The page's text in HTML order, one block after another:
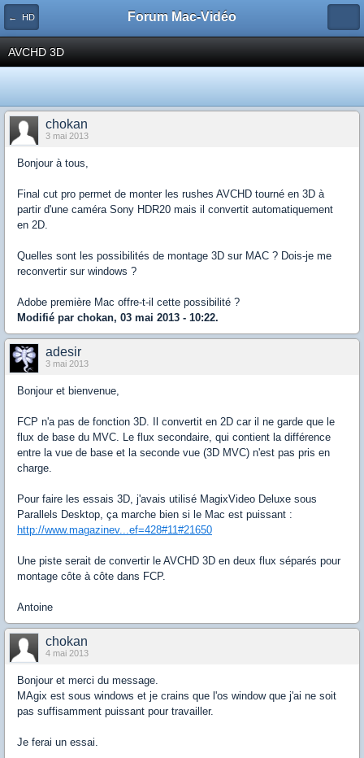
← HD Forum Mac-Vidéo
AVCHD 3D
chokan
3 mai 2013
Bonjour à tous,
Final cut pro permet de monter les rushes AVCHD tourné en 3D à
partir d'une caméra Sony HDR20 mais il convertit automatiquement
en 2D.
Quelles sont les possibilités de montage 3D sur MAC ? Dois-je me
reconvertir sur windows ?
Adobe première Mac offre-t-il cette possibilité ?
Modifié par chokan, 03 mai 2013 - 10:22.
adesir
3 mai 2013
Bonjour et bienvenue,
FCP n'a pas de fonction 3D. Il convertit en 2D car il ne garde que le
flux de base du MVC. Le flux secondaire, qui contient la différence
entre la vue de base et la seconde vue (3D MVC) n'est pas pris en
charge.
Pour faire les essais 3D, j'avais utilisé MagixVideo Deluxe sous
Parallels Desktop, ça marche bien si le Mac est puissant :
http://www.magazinev...ef=428#11#21650
Une piste serait de convertir le AVCHD 3D en deux flux séparés pour
montage côte à côte dans FCP.
Antoine
chokan
4 mai 2013
Bonjour et merci du message.
MAgix est sous windows et je crains que l'os window que j'ai ne soit
pas suffisamment puissant pour travailler.
Je ferai un essai.